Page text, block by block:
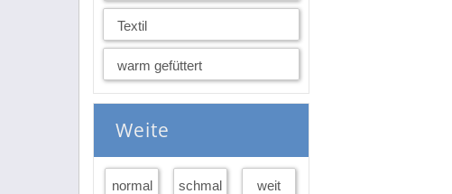
Textil
warm gefüttert
Weite
normal schmal weit